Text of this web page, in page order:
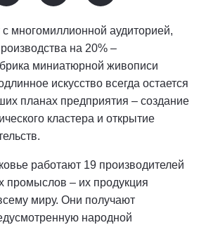
многомиллионной аудиторией,
на 20% –
миниатюрной живописи
искусство всегда остается
планах предприятия – создание
кластера и открытие
работают 19 производителей
промыслов – их продукция
миру. Они получают
народной